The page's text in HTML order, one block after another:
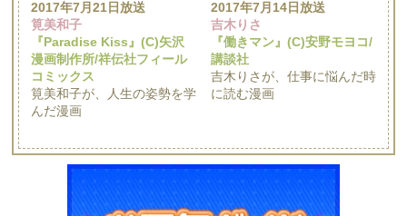
2017年7月21日放送
筧美和子
『Paradise Kiss』(C)矢沢
漫画制作所/祥伝社フィール
コミックス
筧美和子が、人生の姿勢を学
んだ漫画
2017年7月14日放送
吉木りさ
『働きマン』(C)安野モヨコ/
講談社
吉木りさが、仕事に悩んだ時
に読む漫画